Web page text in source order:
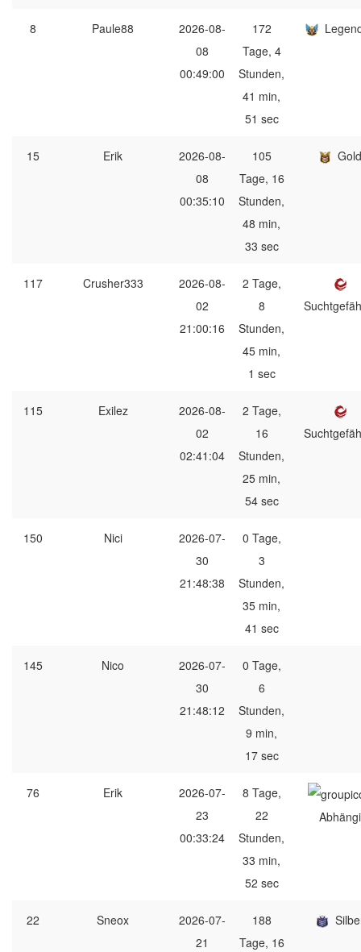
8 Paule88
2026-08-
08
00:49:00
172
Tage, 4
Stunden,
41 min,
51 sec
15 Erik
2026-08-
08
00:35:10
105
Tage, 16
Stunden,
48 min,
33 sec
Gold
117 Crusher333
2026-08-
02
21:00:16
2 Tage,
8
Stunden,
45 min,
1 sec
115 Exilez
2026-08-
02
02:41:04
2 Tage,
16
Stunden,
25 min,
54 sec
150 Nici
2026-07-
30
21:48:38
0 Tage,
3
Stunden,
35 min,
41 sec
145 Nico
2026-07-
30
21:48:12
0 Tage,
6
Stunden,
9 min,
17 sec
76 Erik
2026-07-
23
00:33:24
8 Tage,
22
Stunden,
33 min,
52 sec
22 Sneox
2026-07-
21
188
Tage, 16